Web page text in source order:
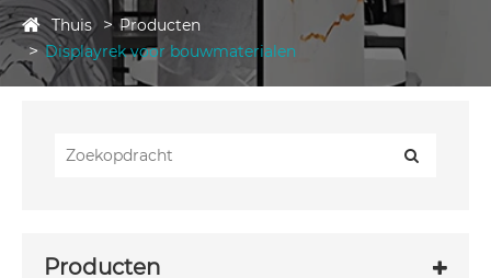
Thuis
Producten
Displayrek voor bouwmaterialen
Producten